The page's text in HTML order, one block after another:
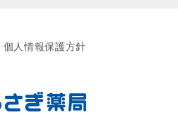
個人情報保護方針